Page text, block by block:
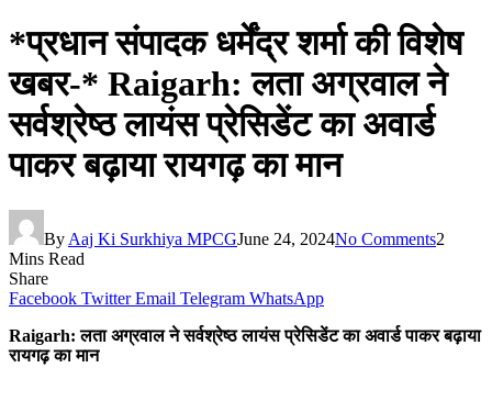
*प्रधान संपादक धर्मेंद्र शर्मा की विशेष
खबर-* Raigarh: लता अग्रवाल ने
सर्वश्रेष्ठ लायंस प्रेसिडेंट का अवार्ड
पाकर बढ़ाया रायगढ़ का मान
By Aaj Ki Surkhiya MPCGJune 24, 2024No Comments2
Mins Read
Share
Facebook Twitter Email Telegram WhatsApp
Raigarh: लता अग्रवाल ने सर्वश्रेष्ठ लायंस प्रेसिडेंट का अवार्ड पाकर बढ़ाया
रायगढ़ का मान